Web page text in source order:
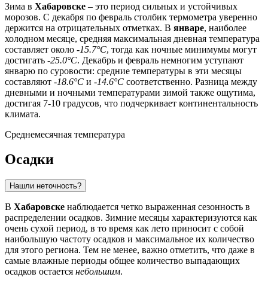
Зима в Хабаровске – это период сильных и устойчивых
морозов. С декабря по февраль столбик термометра уверенно
держится на отрицательных отметках. В январе, наиболее
холодном месяце, средняя максимальная дневная температура
составляет около -15.7°C, тогда как ночные минимумы могут
достигать -25.0°C. Декабрь и февраль немногим уступают
январю по суровости: средние температуры в эти месяцы
составляют -18.6°C и -14.6°C соответственно. Разница между
дневными и ночными температурами зимой также ощутима,
достигая 7-10 градусов, что подчеркивает континентальность
климата.
Среднемесячная температура
Осадки
Нашли неточность?
В Хабаровске наблюдается четко выраженная сезонность в
распределении осадков. Зимние месяцы характеризуются как
очень сухой период, в то время как лето приносит с собой
наибольшую частоту осадков и максимальное их количество
для этого региона. Тем не менее, важно отметить, что даже в
самые влажные периоды общее количество выпадающих
осадков остается небольшим.